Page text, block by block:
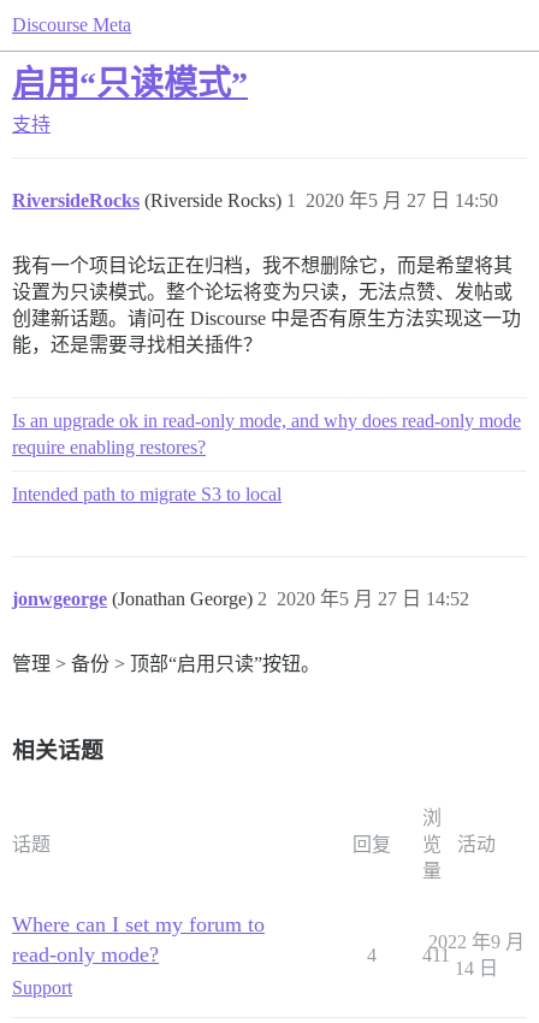
Discourse Meta
启用“只读模式”
支持
RiversideRocks (Riverside Rocks) 2020 年5 月 27 日 14:50
1
我有一个项目论坛正在归档，我不想删除它，而是希望将其
设置为只读模式。整个论坛将变为只读，无法点赞、发帖或
创建新话题。请问在 Discourse 中是否有原生方法实现这一功
能，还是需要寻找相关插件？
Is an upgrade ok in read-only mode, and why does read-only mode
require enabling restores?
Intended path to migrate S3 to local
jonwgeorge (Jonathan George) 2020 年5 月 27 日 14:52
2
管理 > 备份 > 顶部“启用只读”按钮。
相关话题
话题 回复
浏
览
量
活动
Where can I set my forum to
read-only mode?
Support
4 411
2022 年9 月
14 日